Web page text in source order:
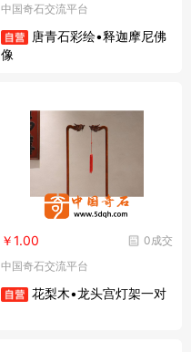
中国奇石交流平台
唐青石彩绘•释迦摩尼佛
像
0成交
￥1.00
中国奇石交流平台
花梨木•龙头宫灯架一对